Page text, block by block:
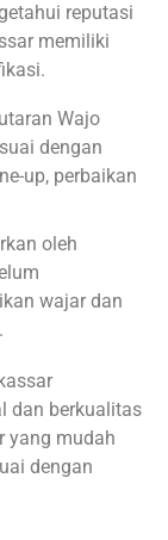
reputasi
memiliki
Wajo
dengan
up, perbaikan
oleh
wajar dan
dan berkualitas
yang mudah
dengan